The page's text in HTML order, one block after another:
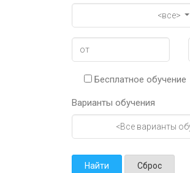
<все>
Бесплатное обучение
Варианты обучения
<Все варианты
Найти Сброс